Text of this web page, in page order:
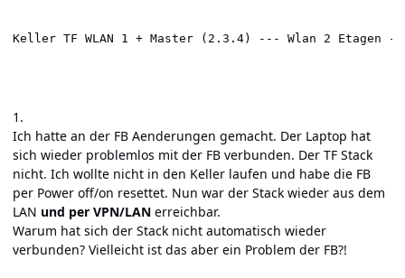
Keller TF WLAN 1 + Master (2.3.4) --- Wlan 2 Etagen
1.
Ich hatte an der FB Aenderungen gemacht. Der Laptop hat
sich wieder problemlos mit der FB verbunden. Der TF Stack
nicht. Ich wollte nicht in den Keller laufen und habe die FB
per Power off/on resettet. Nun war der Stack wieder aus dem
LAN und per VPN/LAN erreichbar.
Warum hat sich der Stack nicht automatisch wieder
verbunden? Vielleicht ist das aber ein Problem der FB?!